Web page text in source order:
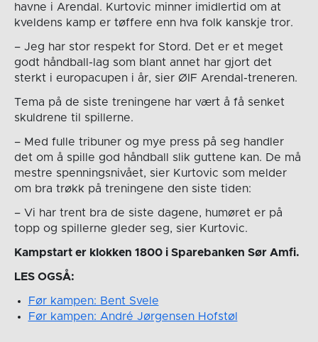
havne i Arendal. Kurtovic minner imidlertid om at
kveldens kamp er tøffere enn hva folk kanskje tror.
– Jeg har stor respekt for Stord. Det er et meget
godt håndball-lag som blant annet har gjort det
sterkt i europacupen i år, sier ØIF Arendal-treneren.
Tema på de siste treningene har vært å få senket
skuldrene til spillerne.
– Med fulle tribuner og mye press på seg handler
det om å spille god håndball slik guttene kan. De må
mestre spenningsnivået, sier Kurtovic som melder
om bra trøkk på treningene den siste tiden:
– Vi har trent bra de siste dagene, humøret er på
topp og spillerne gleder seg, sier Kurtovic.
Kampstart er klokken 1800 i Sparebanken Sør Amfi.
LES OGSÅ:
Før kampen: Bent Svele
Før kampen: André Jørgensen Hofstøl